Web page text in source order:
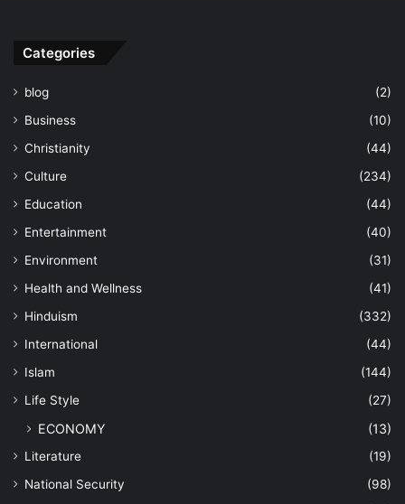
Categories
blog
(2)
Business
(10)
Christianity
(44)
Culture
(234)
Education
(44)
Entertainment
(40)
Environment
(31)
Health and Wellness
(41)
Hinduism
(332)
International
(44)
Islam
(144)
Life Style
(27)
ECONOMY (13)
Literature
(19)
National Security
(98)